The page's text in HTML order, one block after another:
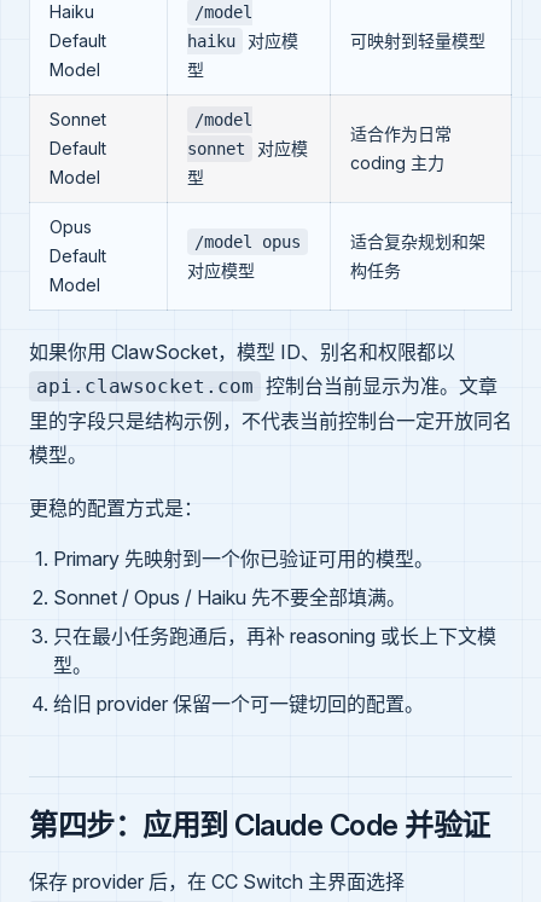
Haiku
Default
Model
/model
haiku
对应模
型
可映射到轻量模型
Sonnet
Default
Model
/model
sonnet
对应模
型
适合作为日常
coding 主力
Opus
Default
Model
/model opus
对应模型
适合复杂规划和架
构任务
如果你用 ClawSocket，模型 ID、别名和权限都以
api.clawsocket.com 控制台当前显示为准。文章
里的字段只是结构示例，不代表当前控制台一定开放同名
模型。
更稳的配置方式是：
Primary 先映射到一个你已验证可用的模型。
Sonnet / Opus / Haiku 先不要全部填满。
只在最小任务跑通后，再补 reasoning 或长上下文模
型。
给旧 provider 保留一个可一键切回的配置。
第四步：应用到 Claude Code 并验证
保存 provider 后，在 CC Switch 主界面选择